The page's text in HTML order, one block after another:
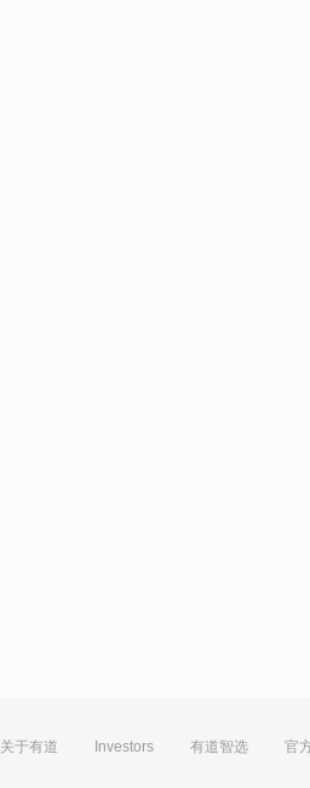
关于有道 Investors 有道智选 官